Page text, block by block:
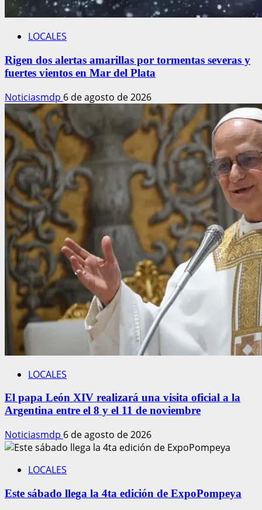
LOCALES
Rigen dos alertas amarillas por tormentas severas y
fuertes vientos en Mar del Plata
Noticiasmdp 6 de agosto de 2026
LOCALES
El papa León XIV realizará una visita oficial a la
Argentina entre el 8 y el 11 de noviembre
Noticiasmdp 6 de agosto de 2026
LOCALES
Este sábado llega la 4ta edición de ExpoPompeya